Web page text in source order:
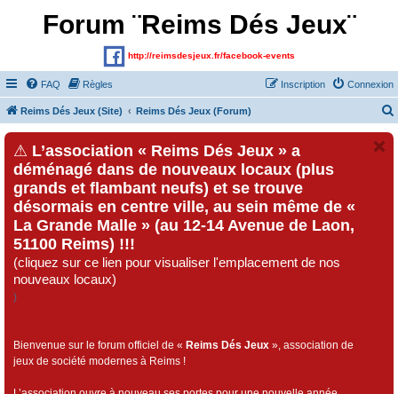
Forum ¨Reims Dés Jeux¨
http://reimsdesjeux.fr/facebook-events
FAQ Règles Connexion
Inscription
Reims Dés Jeux (Site) Reims Dés Jeux (Forum)
⚠ L’association « Reims Dés Jeux » a
déménagé dans de nouveaux locaux (plus
grands et flambant neufs) et se trouve
désormais en centre ville, au sein même de «
La Grande Malle » (au 12-14 Avenue de Laon,
51100 Reims) !!!
(cliquez sur ce lien pour visualiser l'emplacement de nos
nouveaux locaux)
)
Bienvenue sur le forum officiel de « Reims Dés Jeux », association de
jeux de société modernes à Reims !